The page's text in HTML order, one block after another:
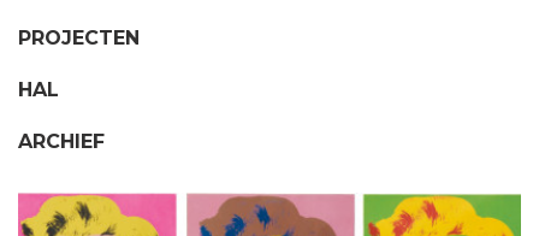
PROJECTEN
HAL
ARCHIEF